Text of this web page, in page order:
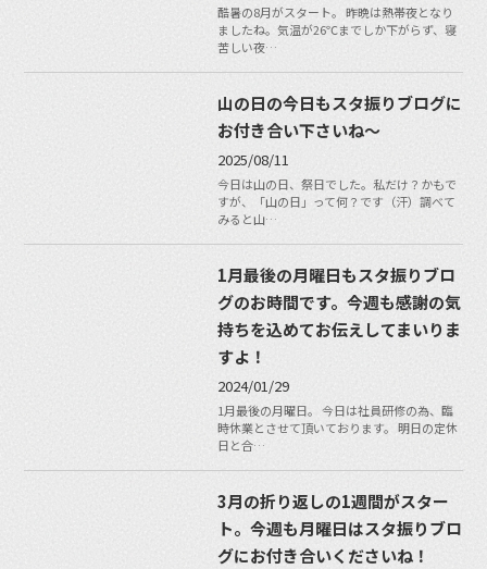
酷暑の8月がスタート。 昨晩は熱帯夜となり
ましたね。気温が26℃までしか下がらず、寝
苦しい夜…
山の日の今日もスタ振りブログに
お付き合い下さいね〜
2025/08/11
今日は山の日、祭日でした。私だけ？かもで
すが、「山の日」って何？です（汗）調べて
みると山…
1月最後の月曜日もスタ振りブロ
グのお時間です。今週も感謝の気
持ちを込めてお伝えしてまいりま
すよ！
2024/01/29
1月最後の月曜日。 今日は社員研修の為、臨
時休業とさせて頂いております。 明日の定休
日と合…
3月の折り返しの1週間がスター
ト。今週も月曜日はスタ振りブロ
グにお付き合いくださいね！